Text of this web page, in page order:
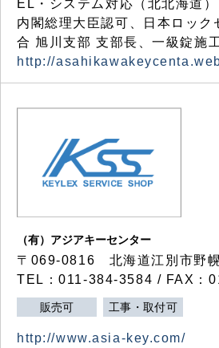
EL・システム対応（北北海道）
内閣総理大臣認可、日本ロック
合 旭川支部 支部長、一級錠施
http://
（有）アジアキーセンター
〒069-0816 北海道江別市野
TEL：011-384-3584 / FAX：
販売可 工事・取付可
http://www.asia-key.com/